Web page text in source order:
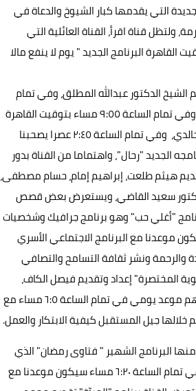
التي يقدمها كبار الشيوخ والدعاة في
ولتظل قناة اقرأ، القناة العائلية التي
وتقدم محتوى هادف، تعرض القناة يوميا الساعة ٤:٢٠ عصرا بتوقيت القاهرة البرنامج الجديد " يوم لا ينفع مالا
وتقديم الشيخ الدكتور عبدالله المطلق، وفي تمام
الساعة ٤:٣٧ عصرا موعدنا مع الشيخ الدكتور عائض القرني، وبرنامجه الجديد "حياة بلا هموم"، وفي تمام الساعة ٩:٥٥ مساء بتوقيت القاهرة
تعرض القناة حلقات البرنامج الجديد "العروة الوثقى" الذي يعده ويقدمه الدكتور فهد طلال الخالدي، وفي تمام الساعة ٢:٤٥ عصرا يصحبنا
الجديد "رحال"، واهتماما من القناة بدور
الجديد"تمكين" إعداد وتقديم هيثم طلعت، إبراهيم إمام، حسام مصطفى،
ويقدمه الدكتور سعيد القاضي، ويستعرض بعض قصص
٤:٤٥ مساء سيكون موعدنا مع برنامج "أغلي حب" وهو برنامج جرافيك وشخصيات
هو أعظم هدية من الله للإنسان، وفي تمام الساعة ٢:١٠ ظهرا سيكون موعدنا مع البرنامج الاجتماعي الأسري
والرحمة ونشر ثقافة التسامح والتصافي
الجديد "السيرة النبوية المختصرة" إعداد وتقديم فيصل الكاف،
الذي يتناول السيرة النبوية المختصرة بطريقة مبتكرة، ولعشاق الأعمال الكارتونية، سيكون لهم موعد يومي في تمام الساعة ٦:٥ مساء مع
جيل المستقبل كيفية الابتكار والعمل.
البرنامج الشهير " فتاوى رمضان" الذي
يعرض يوميا في تمام الساعة الثالثة عصرا من إعداد وتقديم الشيخ الدكتور عبدالله المصلح، وفي تمام الساعة ٦:٢٠ مساء سيكون موعدنا مع